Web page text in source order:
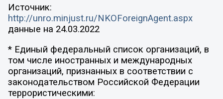
Источник:
http://unro.minjust.ru/NKOForeignAgent.aspx
данные на 24.03.2022
* Единый федеральный список организаций, в
том числе иностранных и международных
организаций, признанных в соответствии с
законодательством Российской Федерации
террористическими: